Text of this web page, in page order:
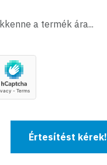
a termék ára...
Értesítést kérek!